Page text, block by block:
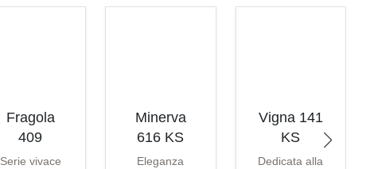
Fragola
409
Serie vivace
Minerva
616 KS
Eleganza
Vigna 141
KS
Dedicata alla